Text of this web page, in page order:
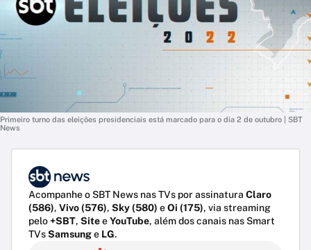
Primeiro turno das eleições presidenciais está marcado para o dia 2 de outubro | SBT
News
Acompanhe o SBT News nas TVs por assinatura Claro
(586), Vivo (576), Sky (580) eOi (175), via streaming
pelo+SBT, SiteeYouTube, além dos canais nas Smart
TVsSamsunge LG.